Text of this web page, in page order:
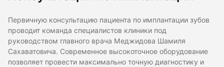
Первичную консультацию пациента по имплантации зубов
проводит команда специалистов клиники под
руководством главного врача Меджидова Шамиля
Сахаватовича. Современное высокоточное оборудование
позволяет провести максимально точную диагностику и